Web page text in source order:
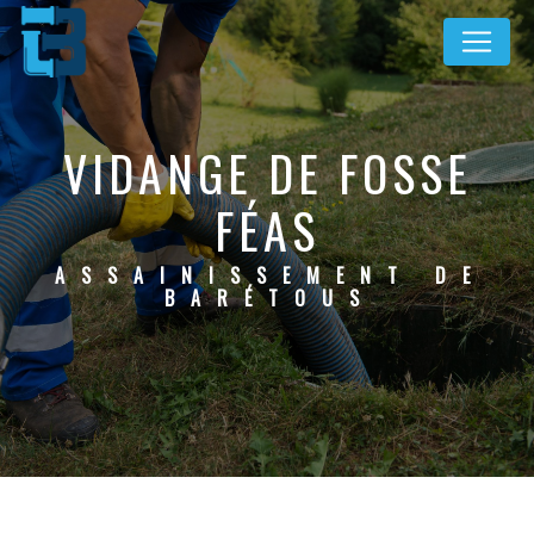
VIDANGE DE FOSSE
FÉAS
ASSAINISSEMENT DE
BARÉTOUS
Panneau de gestion des cookies